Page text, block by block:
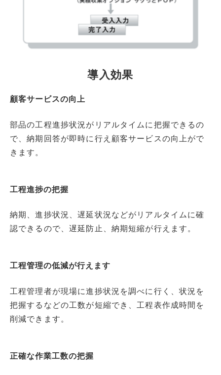
導入効果
顧客サービスの向上
部品の工程進捗状況がリアルタイムに把握できるの
で、納期回答が即時に行え顧客サービスの向上がで
きます。
工程進捗の把握
納期、進捗状況、遅延状況などがリアルタイムに確
認できるので、遅延防止、納期短縮が行えます。
工程管理の低減が行えます
工程管理者が現場に進捗状況を調べに行く、状況を
把握するなどの工数が短縮でき、工程表作成時間を
削減できます。
正確な作業工数の把握